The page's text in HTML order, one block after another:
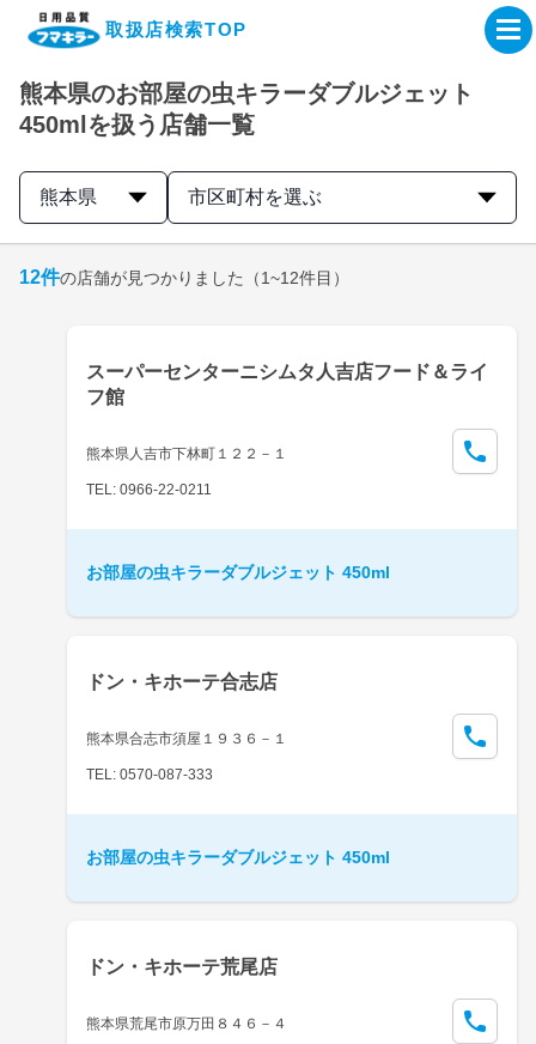
取扱店検索TOP
企業・IR情報サイト
製品情報サイト
取扱店検索はこちら
熊本県のお部屋の虫キラーダブルジェット
450mlを扱う店舗一覧
熊本県 市区町村を選ぶ
12件の店舗が見つかりました （1~12件目）
スーパーセンターニシムタ人吉店フード＆ライ
フ館
熊本県人吉市下林町１２２－１
TEL: 0966-22-0211
お部屋の虫キラーダブルジェット 450ml
ドン・キホーテ合志店
熊本県合志市須屋１９３６－１
TEL: 0570-087-333
お部屋の虫キラーダブルジェット 450ml
ドン・キホーテ荒尾店
熊本県荒尾市原万田８４６－４